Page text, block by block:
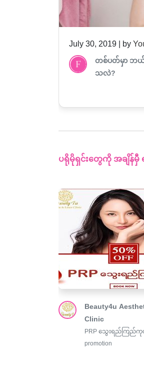
July 30, 2019 | by
တစ်ပတ်မှာ ဘယ်
သလဲ?
ပရိုမိုရှင်းတွေကို အချိန်မှီ
Beauty4u
Clinic
PRP သွေးရည်ကြည်ကု
promotion